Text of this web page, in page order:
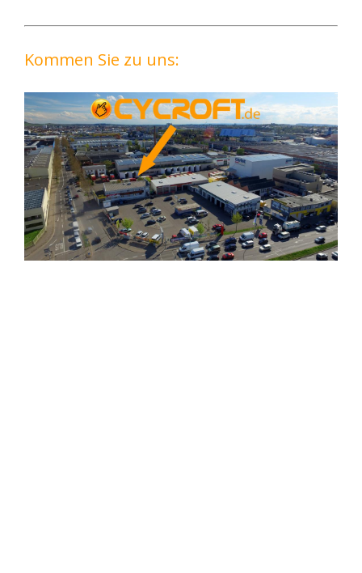
Kommen Sie zu uns: